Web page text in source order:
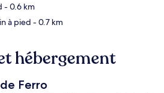
- 0.6 km
à pied - 0.7 km
hébergement
Ferro